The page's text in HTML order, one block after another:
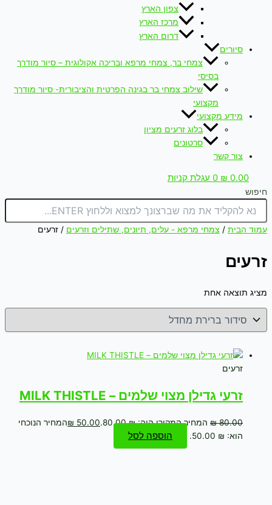
צפון הארץ
מרכז הארץ
דרום הארץ
סיורים
צמחי בר, צמחי מרפא ובריכה אקולוגית – סיור מודרך
בסיסי
שילוב צמחי בר בגינה הפרטית והציבורית- סיור מודרך
מקצועי
מידע מקצועי
בלוג זרעים מציון
סרטונים
צור קשר
₪ 0.00
0 עגלת קניות
חיפוש
עמוד הבית / צמחי מרפא - עלים, תיונים, שתילים וזרעים / זרעים
זרעים
מציג תוצאה אחת
זרעים
זרעי גדילן מצוי שלמים – MILK THISTLE
₪80.00 המחיר המקורי היה: ₪ 80.00. ₪ 50.00
המחיר הנוכחי
הוא: ₪ 50.00.
הוספה לסל